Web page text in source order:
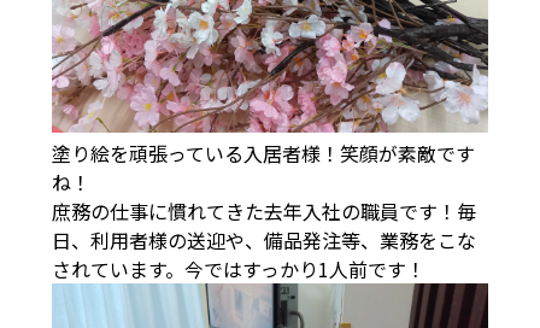
塗り絵を頑張っている入居者様！笑顔が素敵です
ね！
庶務の仕事に慣れてきた去年入社の職員です！毎
日、利用者様の送迎や、備品発注等、業務をこな
されています。今ではすっかり1人前です！